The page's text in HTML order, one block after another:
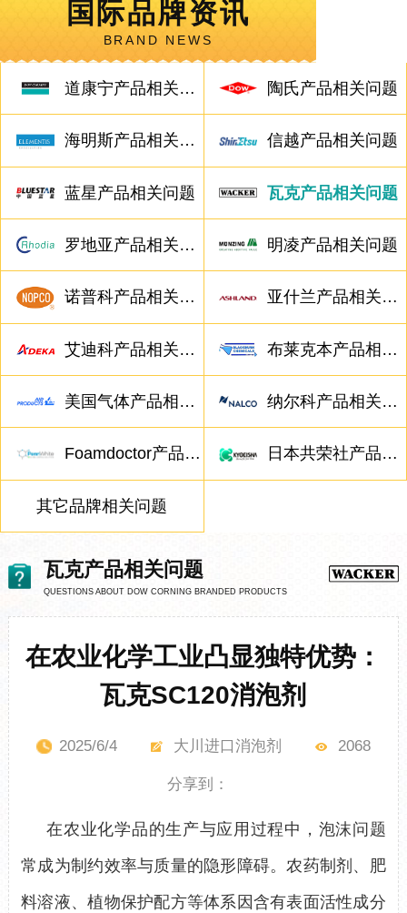
国际品牌资讯
BRAND NEWS
道康宁产品相关问题 陶氏产品相关问题
海明斯产品相关问题 信越产品相关问题
蓝星产品相关问题 瓦克产品相关问题
罗地亚产品相关问题 明凌产品相关问题
诺普科产品相关问题 亚什兰产品相关问题
艾迪科产品相关问题 布莱克本产品相关问题
美国气体产品相关问题 纳尔科产品相关问题
Foamdoctor产品相关问题 日本共荣社产品相关问题
其它品牌相关问题
瓦克产品相关问题
QUESTIONS ABOUT DOW CORNING BRANDED PRODUCTS
在农业化学工业凸显独特优势：
瓦克SC120消泡剂
2025/6/4 大川进口消泡剂 2068
分享到：
在农业化学品的生产与应用过程中，泡沫问题
常成为制约效率与质量的隐形障碍。农药制剂、肥
料溶液、植物保护配方等体系因含有表面活性成分